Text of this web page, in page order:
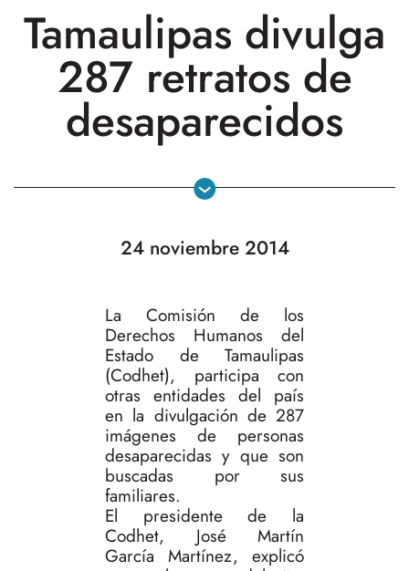
Tamaulipas divulga
287 retratos de
desaparecidos
24 noviembre 2014
La Comisión de los
Derechos Humanos del
Estado de Tamaulipas
(Codhet), participa con
otras entidades del país
en la divulgación de 287
imágenes de personas
desaparecidas y que son
buscadas por sus
familiares.
El presidente de la
Codhet, José Martín
García Martínez, explicó